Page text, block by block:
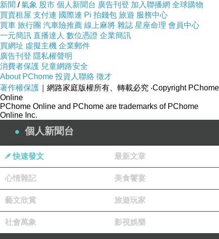
新聞 /氣象 股市 個人新聞台 廣告刊登 加入聯播網 全球購物
買賣租屋 支付連 國際連 Pi 拍錢包 旅遊 服務中心
買車 旅行團 汽車險推薦 線上麻將 雜誌 星座命理 會員中心
一元簡訊 直播達人 數位憑證 企業簡訊
買網址 虛擬主機 企業郵件
廣告刊登 隱私權聲明
消費者保護 兒童網路安全
About PChome 投資人聯絡 徵才
著作權保護 ｜網路家庭版權所有、轉載必究 ‧Copyright PChome
Online
PChome Online and PChome are trademarks of PChome
Online Inc.
個人新聞台
快速發文 最新文章
心情雜記 美食饗宴
藝文欣賞 旅遊玩家
社會萬象 影視娛樂